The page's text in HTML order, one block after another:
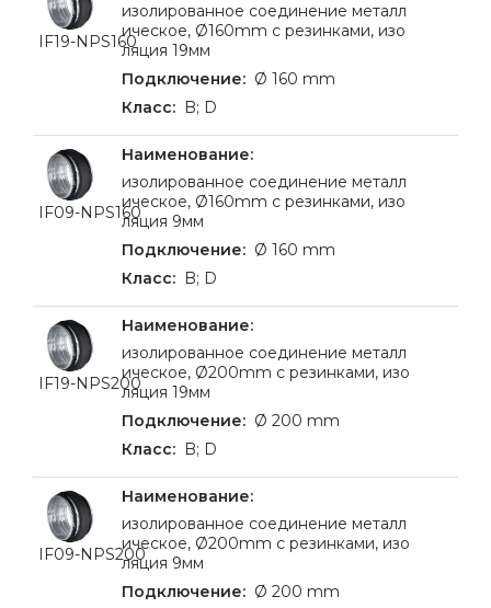
IF19-NPS160
изолированное соединение металл
ическое, Ø160mm с резинками, изо
ляция 19мм
Ø 160 mm
B; D
IF09-NPS160
изолированное соединение металл
ическое, Ø160mm с резинками, изо
ляция 9мм
Ø 160 mm
B; D
IF19-NPS200
изолированное соединение металл
ическое, Ø200mm с резинками, изо
ляция 19мм
Ø 200 mm
B; D
IF09-NPS200
изолированное соединение металл
ическое, Ø200mm с резинками, изо
ляция 9мм
Ø 200 mm